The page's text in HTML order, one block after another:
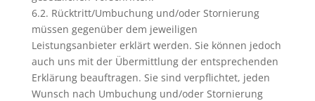
6.2. Rücktritt/Umbuchung und/oder Stornierung
müssen gegenüber dem jeweiligen
Leistungsanbieter erklärt werden. Sie können jedoch
auch uns mit der Übermittlung der entsprechenden
Erklärung beauftragen. Sie sind verpflichtet, jeden
Wunsch nach Umbuchung und/oder Stornierung